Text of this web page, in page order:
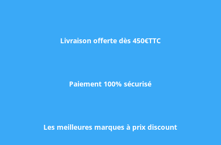
Livraison offerte dès 450€TTC
Paiement 100% sécurisé
Les meilleures marques à prix discount